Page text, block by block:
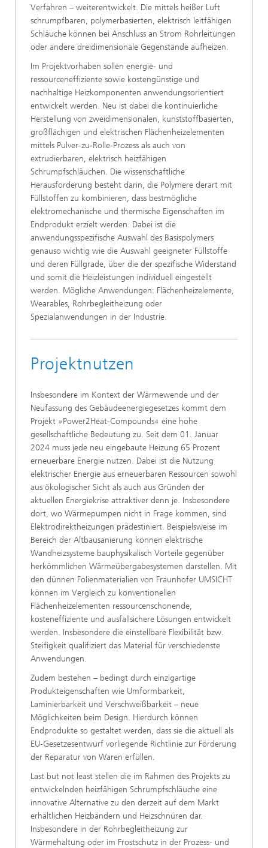
Verfahren – weiterentwickelt. Die mittels heißer Luft
schrumpfbaren, polymerbasierten, elektrisch leitfähigen
Schläuche können bei Anschluss an Strom Rohrleitungen
oder andere dreidimensionale Gegenstände aufheizen.
Im Projektvorhaben sollen energie- und
ressourceneffiziente sowie kostengünstige und
nachhaltige Heizkomponenten anwendungsorientiert
entwickelt werden. Neu ist dabei die kontinuierliche
Herstellung von zweidimensionalen, kunststoffbasierten,
großflächigen und elektrischen Flächenheizelementen
mittels Pulver-zu-Rolle-Prozess als auch von
extrudierbaren, elektrisch heizfähigen
Schrumpfschläuchen. Die wissenschaftliche
Herausforderung besteht darin, die Polymere derart mit
Füllstoffen zu kombinieren, dass bestmögliche
elektromechanische und thermische Eigenschaften im
Endprodukt erzielt werden. Dabei ist die
anwendungsspezifische Auswahl des Basispolymers
genauso wichtig wie die Auswahl geeigneter Füllstoffe
und deren Füllgrade, über die der spezifische Widerstand
und somit die Heizleistungen individuell eingestellt
werden. Mögliche Anwendungen: Flächenheizelemente,
Wearables, Rohrbegleitheizung oder
Spezialanwendungen in der Industrie.
Projektnutzen
Insbesondere im Kontext der Wärmewende und der
Neufassung des Gebäudeenergiegesetzes kommt dem
Projekt »Power2Heat-Compounds« eine hohe
gesellschaftliche Bedeutung zu. Seit dem 01. Januar
2024 muss jede neu eingebaute Heizung 65 Prozent
erneuerbare Energie nutzen. Dabei ist die Nutzung
elektrischer Energie aus erneuerbaren Ressourcen sowohl
aus ökologischer Sicht als auch aus Gründen der
aktuellen Energiekrise attraktiver denn je. Insbesondere
dort, wo Wärmepumpen nicht in Frage kommen, sind
Elektrodirektheizungen prädestiniert. Beispielsweise im
Bereich der Altbausanierung können elektrische
Wandheizsysteme bauphysikalisch Vorteile gegenüber
herkömmlichen Wärmeübergabesystemen darstellen. Mit
den dünnen Folienmaterialien von Fraunhofer UMSICHT
können im Vergleich zu konventionellen
Flächenheizelementen ressourcenschonende,
kosteneffiziente und ausfallsichere Lösungen entwickelt
werden. Insbesondere die einstellbare Flexibilität bzw.
Steifigkeit qualifiziert das Material für verschiedenste
Anwendungen.
Zudem bestehen – bedingt durch einzigartige
Produkteigenschaften wie Umformbarkeit,
Laminierbarkeit und Verschweißbarkeit – neue
Möglichkeiten beim Design. Hierdurch können
Endprodukte so gestaltet werden, dass sie die aktuell als
EU-Gesetzesentwurf vorliegende Richtlinie zur Förderung
der Reparatur von Waren erfüllen.
Last but not least stellen die im Rahmen des Projekts zu
entwickelnden heizfähigen Schrumpfschläuche eine
innovative Alternative zu den derzeit auf dem Markt
erhältlichen Heizbändern und Heizschnüren dar.
Insbesondere in der Rohrbegleitheizung zur
Wärmehaltung oder im Frostschutz in der Prozess- und